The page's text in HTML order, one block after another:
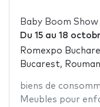
Baby Boom
Du 15au 18
Romexpo
Bucarest,
biens de
Meubles pour